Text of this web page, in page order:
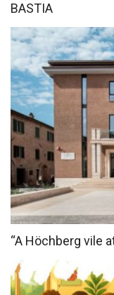
BASTIA
“A Höchberg vile